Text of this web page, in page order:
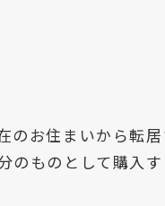
お住まいから転
ものとして購入す